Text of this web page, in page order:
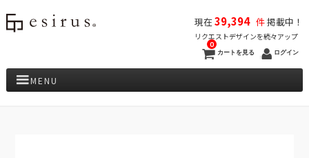
現在39,394 件掲載中！
リクエストデザインを続々アップ
カートを見る
0
ログイン
MENU